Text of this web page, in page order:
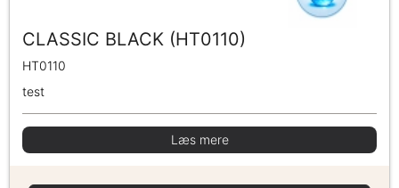
CLASSIC BLACK (HT0110)
HT0110
test
Læs mere